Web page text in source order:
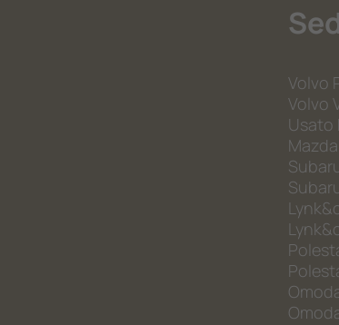
Volvo
Volvo
Usato